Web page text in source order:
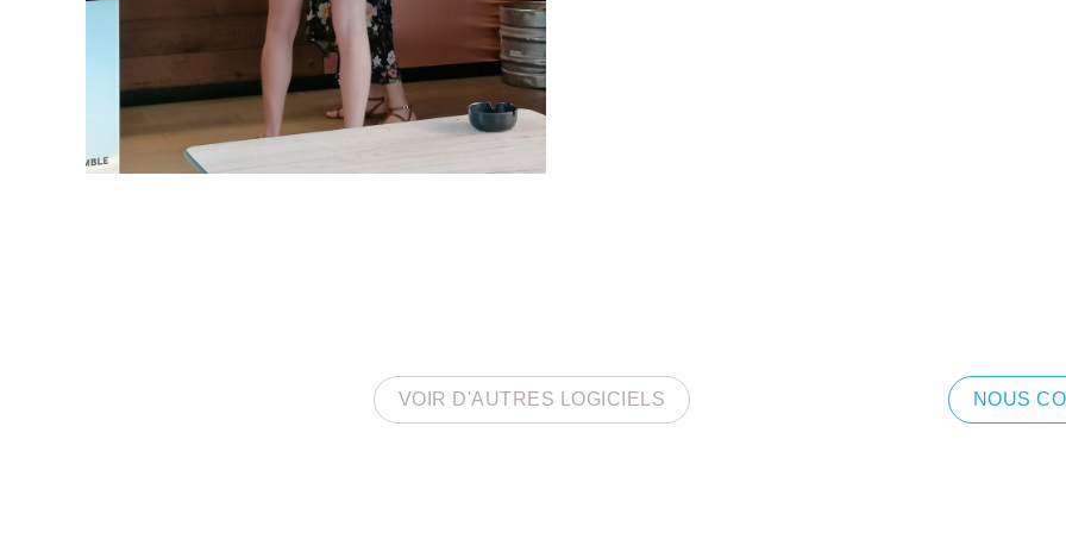
VOIR D'AUTRES LOGICIELS NOUS